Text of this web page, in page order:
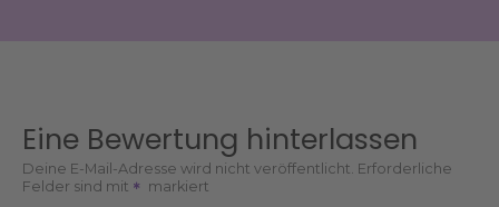
Eine Bewertung hinterlassen
Deine E-Mail-Adresse wird nicht veröffentlicht. Erforderliche
Felder sind mit
markiert